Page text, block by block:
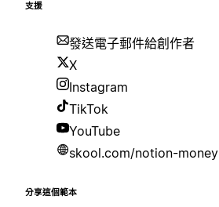
支援
發送電子郵件給創作者
X
Instagram
TikTok
YouTube
skool.com/notion-money
分享這個範本